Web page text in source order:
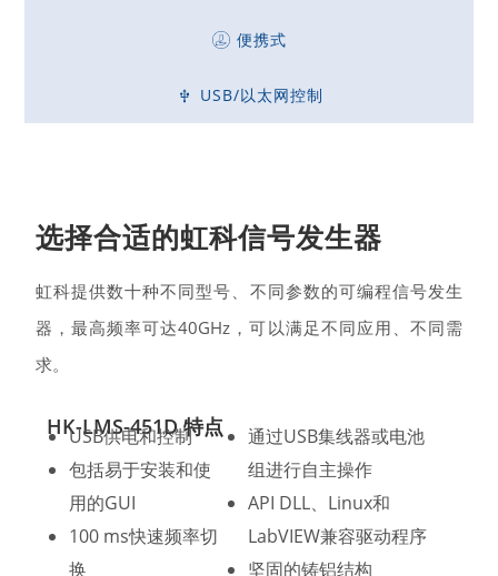
便携式​
USB/以太网控制
选择合适的虹科信号发生器
虹科提供数十种不同型号、不同参数的可编程信号发生
器，最高频率可达40GHz，可以满足不同应用、不同需
求。
HK-LMS-451D 特点
USB供电和控制
包括易于安装和使
用的GUI
100 ms快速频率切
换
通过USB集线器或电池
组进行自主操作
API DLL、Linux和
LabVIEW兼容驱动程序
坚固的铸铝结构